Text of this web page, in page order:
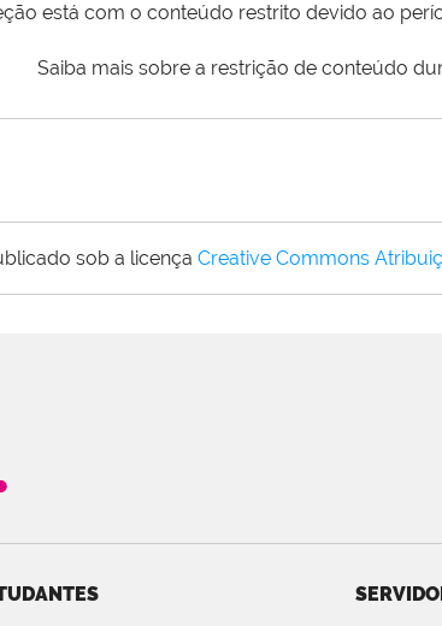
está com o conteúdo restrito devido ao
Saiba mais sobre a restrição de conteúdo
sob a licença Creative Commons